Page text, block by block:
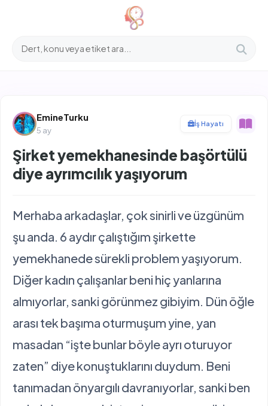
EmineTurku
5 ay
İş Hayatı
Şirket yemekhanesinde başörtülü
diye ayrımcılık yaşıyorum
Merhaba arkadaşlar, çok sinirli ve üzgünüm
şu anda. 6 aydır çalıştığım şirkette
yemekhanede sürekli problem yaşıyorum.
Diğer kadın çalışanlar beni hiç yanlarına
almıyorlar, sanki görünmez gibiyim. Dün öğle
arası tek başıma oturmuşum yine, yan
masadan “işte bunlar böyle ayrı oturuyor
zaten” diye konuştuklarını duydum. Beni
tanımadan önyargılı davranıyorlar, sanki ben